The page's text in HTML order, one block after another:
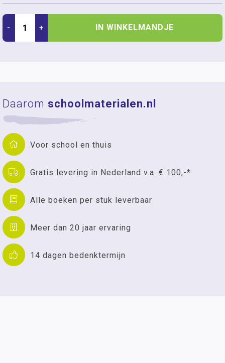
- + IN WINKELMANDJE
Daarom schoolmaterialen.nl
Voor school en thuis
Gratis levering in Nederland v.a. € 100,-*
Alle boeken per stuk leverbaar
Meer dan 20 jaar ervaring
14 dagen bedenktermijn